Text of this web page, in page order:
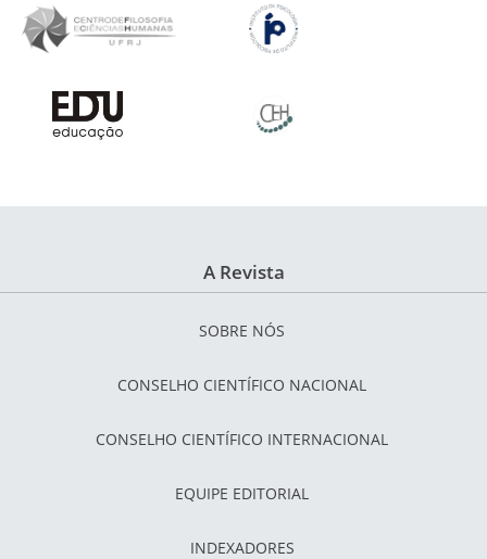
A Revista
SOBRE NÓS
CONSELHO CIENTÍFICO NACIONAL
CONSELHO CIENTÍFICO INTERNACIONAL
EQUIPE EDITORIAL
INDEXADORES